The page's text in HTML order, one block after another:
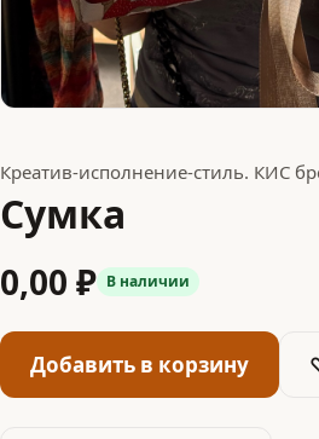
Креатив-исполнение-стиль. КИС
Сумка
0,00 ₽ В наличии
Добавить в корзину